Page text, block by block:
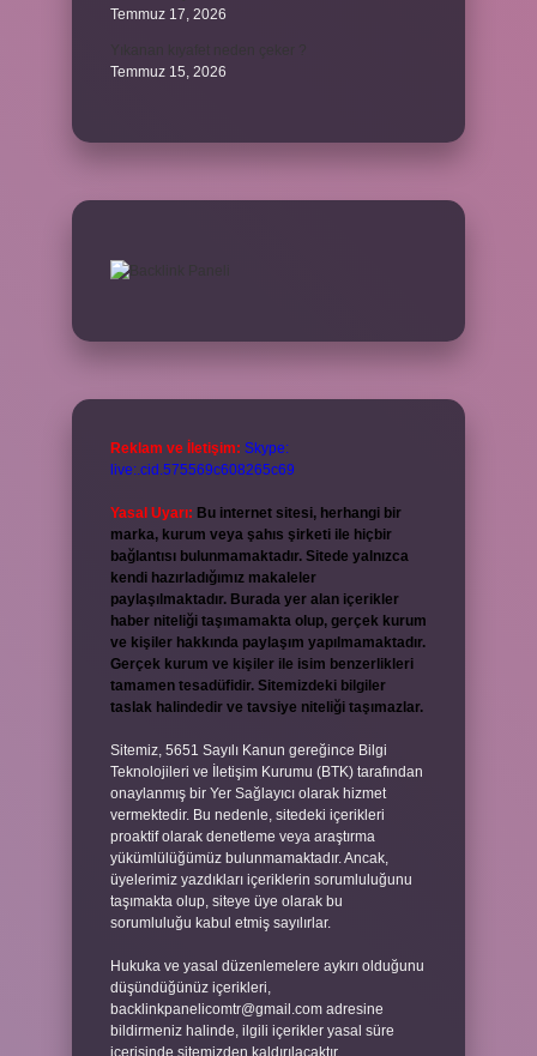
Temmuz 17, 2026
Temmuz 15, 2026
Reklam ve İletişim: Skype:
live:.cid.575569c608265c69
Yasal Uyarı: Bu internet sitesi, herhangi bir
marka, kurum veya şahıs şirketi ile hiçbir
bağlantısı bulunmamaktadır. Sitede yalnızca
kendi hazırladığımız makaleler
paylaşılmaktadır. Burada yer alan içerikler
haber niteliği taşımamakta olup, gerçek kurum
ve kişiler hakkında paylaşım yapılmamaktadır.
Gerçek kurum ve kişiler ile isim benzerlikleri
tamamen tesadüfidir. Sitemizdeki bilgiler
taslak halindedir ve tavsiye niteliği taşımazlar.
Sitemiz, 5651 Sayılı Kanun gereğince Bilgi
Teknolojileri ve İletişim Kurumu (BTK) tarafından
onaylanmış bir Yer Sağlayıcı olarak hizmet
vermektedir. Bu nedenle, sitedeki içerikleri
proaktif olarak denetleme veya araştırma
yükümlülüğümüz bulunmamaktadır. Ancak,
üyelerimiz yazdıkları içeriklerin sorumluluğunu
taşımakta olup, siteye üye olarak bu
sorumluluğu kabul etmiş sayılırlar.
Hukuka ve yasal düzenlemelere aykırı olduğunu
düşündüğünüz içerikleri,
backlinkpanelicomtr@gmail.com adresine
bildirmeniz halinde, ilgili içerikler yasal süre
içerisinde sitemizden kaldırılacaktır.